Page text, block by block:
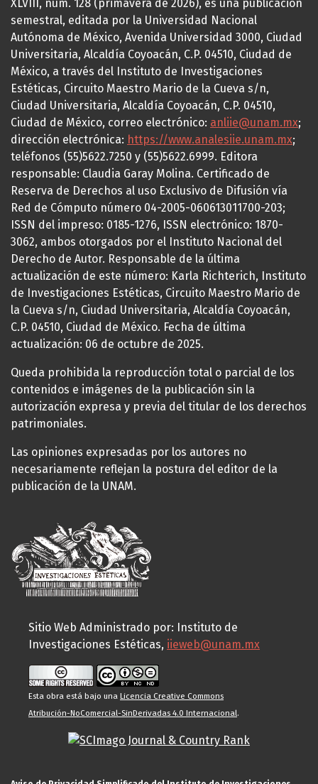
XLVIII, núm. 128 (primavera de 2026), es una publicación
semestral, editada por la Universidad Nacional
Autónoma de México, Avenida Universidad 3000, Ciudad
Universitaria, Alcaldía Coyoacán, C.P. 04510, Ciudad de
México, a través del Instituto de Investigaciones
Estéticas, Circuito Maestro Mario de la Cueva s/n,
Ciudad Universitaria, Alcaldía Coyoacán, C.P. 04510,
Ciudad de México, correo electrónico: anliie@unam.mx;
dirección electrónica: https://www.analesiie.unam.mx;
teléfonos (55)5622.7250 y (55)5622.6999. Editora
responsable: Claudia Garay Molina. Certificado de
Reserva de Derechos al uso Exclusivo de Difusión vía
Red de Cómputo número 04-2005-060613011700-203;
ISSN del impreso: 0185-1276, ISSN electrónico: 1870-
3062, ambos otorgados por el Instituto Nacional del
Derecho de Autor. Responsable de la última
actualización de este número: Karla Richterich, Instituto
de Investigaciones Estéticas, Circuito Maestro Mario de
la Cueva s/n, Ciudad Universitaria, Alcaldía Coyoacán,
C.P. 04510, Ciudad de México. Fecha de última
actualización: 06 de octubre de 2025.
Queda prohibida la reproducción total o parcial de los
contenidos e imágenes de la publicación sin la
autorización expresa y previa del titular de los derechos
patrimoniales.
Las opiniones expresadas por los autores no
necesariamente reflejan la postura del editor de la
publicación de la UNAM.
Sitio Web Administrado por: Instituto de
Investigaciones Estéticas, iieweb@unam.mx
Esta obra está bajo una Licencia Creative Commons
Atribución-NoComercial-SinDerivadas 4.0 Internacional.